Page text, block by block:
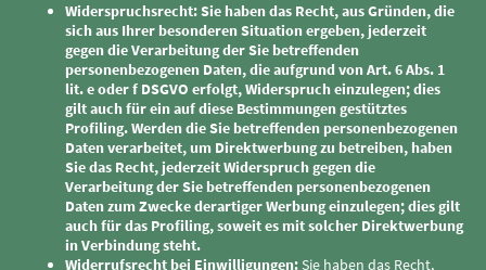
Widerspruchsrecht: Sie haben das Recht, aus Gründen, die
sich aus Ihrer besonderen Situation ergeben, jederzeit
gegen die Verarbeitung der Sie betreffenden
personenbezogenen Daten, die aufgrund von Art. 6 Abs. 1
lit. e oder f DSGVO erfolgt, Widerspruch einzulegen; dies
gilt auch für ein auf diese Bestimmungen gestütztes
Profiling. Werden die Sie betreffenden personenbezogenen
Daten verarbeitet, um Direktwerbung zu betreiben, haben
Sie das Recht, jederzeit Widerspruch gegen die
Verarbeitung der Sie betreffenden personenbezogenen
Daten zum Zwecke derartiger Werbung einzulegen; dies gilt
auch für das Profiling, soweit es mit solcher Direktwerbung
in Verbindung steht.
Widerrufsrecht bei Einwilligungen:Sie haben das Recht,